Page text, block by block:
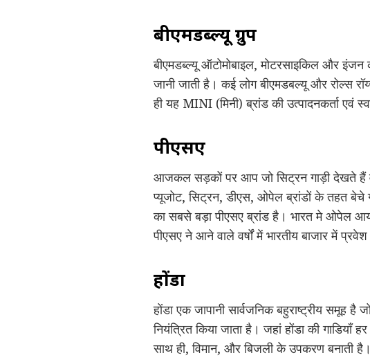
बीएमडब्ल्यू ग्रुप
बीएमडब्ल्यू ऑटोमोबाइल, मोटरसाइकिल और
जानी जाती है। कई लोग बीएमडबल्यू और रोल्स
ही यह MINI (मिनी) ब्रांड की उत्पादनकर्ता एवं
पीएसए
आजकल सड़कों पर आप जो सिट्रन गाड़ी देखते हैं
प्यूजोट, सिट्रन, डीएस, ओपेल ब्रांडों के तहत बेचे
का सबसे बड़ा पीएसए ब्रांड है। भारत मे ओपेल
पीएसए ने आने वाले वर्षों में भारतीय बाजार में
होंडा
होंडा एक जापानी सार्वजनिक बहुराष्ट्रीय समूह
नियंत्रित किया जाता है। जहां होंडा की
साथ ही, विमान, और बिजली के उपकरण बनाती है।